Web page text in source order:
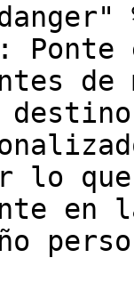
Ponte
lo
en